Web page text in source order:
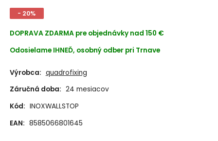
- 20%
DOPRAVA ZDARMA pre objednávky nad 150 €
Odosielame IHNEĎ, osobný odber pri Trnave
Výrobca: quadrofixing
Záručná doba: 24 mesiacov
Kód: INOXWALLSTOP
EAN: 8585066801645